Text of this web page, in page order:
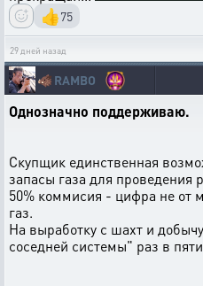
👍75
29 дней назад
🐗 RAMBO
Однозначно поддерживаю.
Скупщик единственная
запасы газа для проведения
50% коммисия - цифра не от
газ.
На выработку с шахт и
соседней системы" раз в